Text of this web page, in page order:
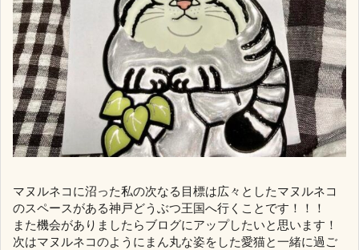
マヌルネコに沼った私の次なる目標は広々としたマヌルネコ
のスペースがある神戸どうぶつ王国へ行くことです！！！
また機会がありましたらブログにアップしたいと思います！
次はマヌルネコのようにまん丸な姿をした愛猫と一緒に過ご